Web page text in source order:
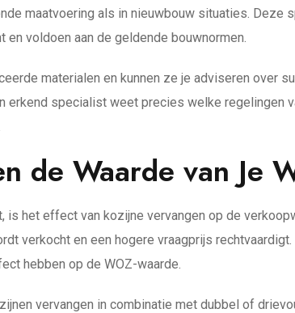
maatvoering als in nieuwbouw situaties. Deze
voldoen aan de geldende bouwnormen.
materialen en kunnen ze je adviseren over
erkend specialist weet precies welke regelingen
de Waarde van Je
het effect van kozijne vervangen op de
verkocht en een hogere vraagprijs
hebben op de WOZ-waarde.
vervangen in combinatie met dubbel of